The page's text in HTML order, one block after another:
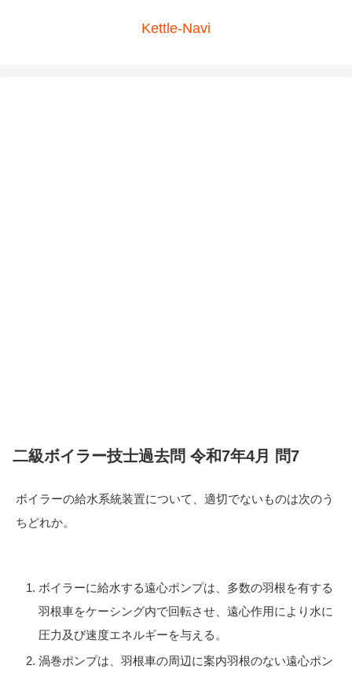
Kettle-Navi
二級ボイラー技士過去問 令和7年4月 問7
ボイラーの給水系統装置について、適切でないものは次のう
ちどれか。
ボイラーに給水する遠心ポンプは、多数の羽根を有する
羽根車をケーシング内で回転させ、遠心作用により水に
圧力及び速度エネルギーを与える。
渦巻ポンプは、羽根車の周辺に案内羽根のない遠心ポン